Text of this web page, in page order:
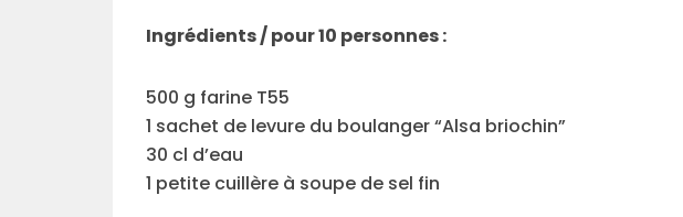
Ingrédients / pour 10 personnes :
500 g farine T55
1 sachet de levure du boulanger “Alsa briochin”
30 cl d’eau
1 petite cuillère à soupe de sel fin